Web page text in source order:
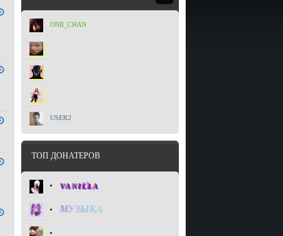
ONII_CHAN
USER2
ТОП ДОНАТЕРОВ
VANILLA
МУЗЫКА